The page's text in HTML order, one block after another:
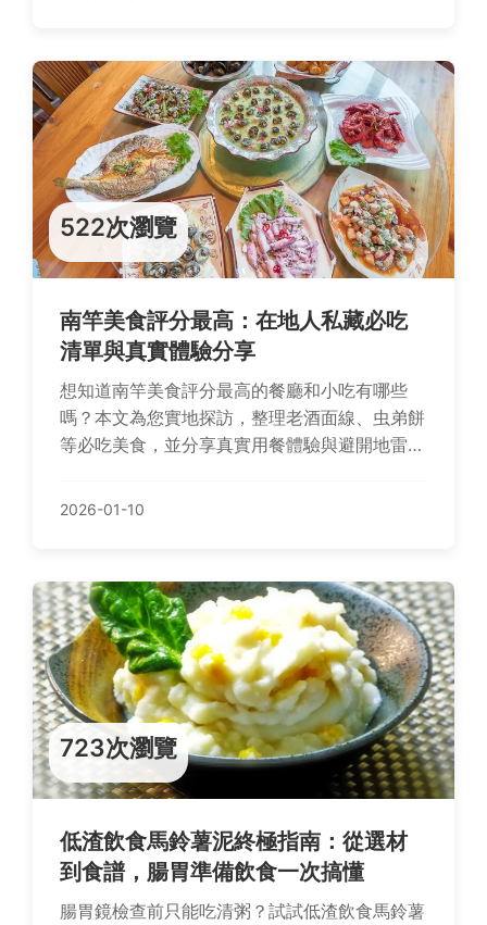
522次瀏覽
南竿美食評分最高：在地人私藏必吃
清單與真實體驗分享
想知道南竿美食評分最高的餐廳和小吃有哪些
嗎？本文為您實地探訪，整理老酒面線、虫弟餅
等必吃美食，並分享真實用餐體驗與避開地雷的
2026-01-10
723次瀏覽
低渣飲食馬鈴薯泥終極指南：從選材
到食譜，腸胃準備飲食一次搞懂
腸胃鏡檢查前只能吃清粥？試試低渣飲食馬鈴薯